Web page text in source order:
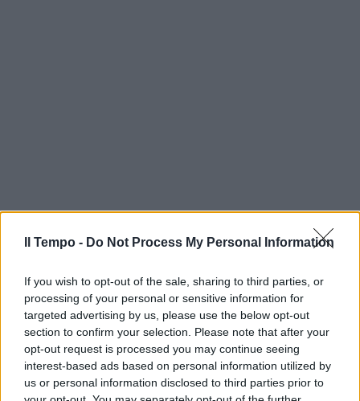
Il Tempo - Do Not Process My Personal Information
If you wish to opt-out of the sale, sharing to third parties, or
processing of your personal or sensitive information for
targeted advertising by us, please use the below opt-out
section to confirm your selection. Please note that after your
opt-out request is processed you may continue seeing
interest-based ads based on personal information utilized by
us or personal information disclosed to third parties prior to